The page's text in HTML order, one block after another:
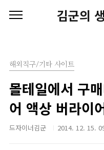
김군의
해외직구/기타 사이트
몰테일에서 구
어 액상 버라이
드자이너김군 2014. 12. 15.